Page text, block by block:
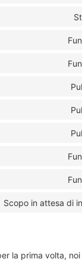
Scopo in attesa di
la prima volta,